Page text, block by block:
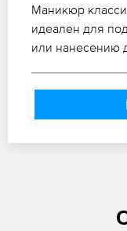
Маникюр
идеален для
или нанесению